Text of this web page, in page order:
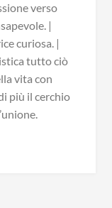
verso
|
curiosa. |
tutto ciò
vita con
più il cerchio